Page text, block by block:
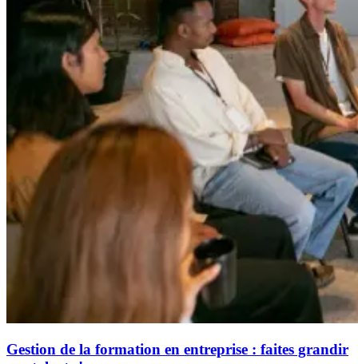
Gestion de la formation en entreprise : faites grandir